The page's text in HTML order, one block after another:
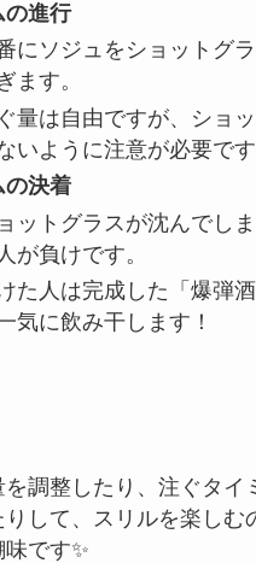
の進行
にソジュをショットグ
ます。
量は自由ですが、ショ
いように注意が必要です
の決着
ットグラスが沈んでし
が負けです。
た人は完成した「爆弾酒
気に飲み干します！
調整したり、注ぐタイ
りして、スリルを楽しむ
です✨